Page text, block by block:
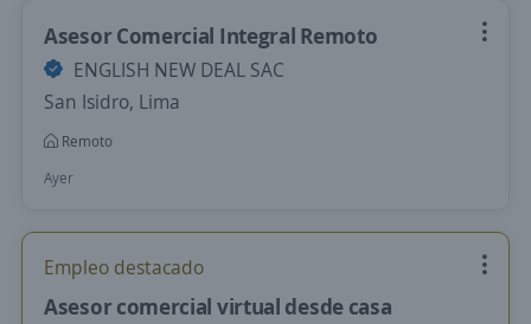
Asesor Comercial Integral Remoto
ENGLISH NEW DEAL SAC
San Isidro, Lima
Remoto
Ayer
Empleo destacado
Asesor comercial virtual desde casa